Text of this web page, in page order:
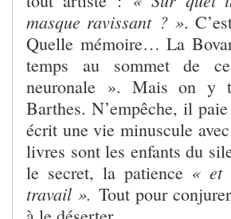
masque ravissant ? ».
Quelle mémoire… La
temps au sommet de
neuronale ». Mais on y
Barthes. N’empêche, il
écrit une vie minuscule avec
livres sont les enfants du
le secret, la patience « et
travail ». Tout pour